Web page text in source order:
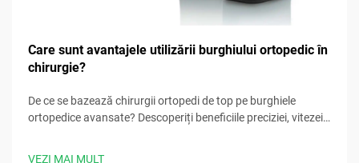
Care sunt avantajele utilizării burghiului ortopedic în
chirurgie?
De ce se bazează chirurgii ortopedi de top pe burghiele
ortopedice avansate? Descoperiți beneficiile preciziei, vitezei,
VEZI MAI MULT